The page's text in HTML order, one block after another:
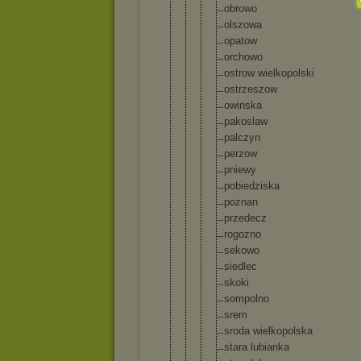
obrowo
olszowa
opatow
orchowo
ostrow wielkopo lski
ostrzeszow
owinska
pakoslaw
palczyn
perzow
pniewy
pobiedziska
poznan
przedecz
rogozno
sekowo
siedlec
skoki
sompolno
srem
sroda wielkopo lska
stara lubianka